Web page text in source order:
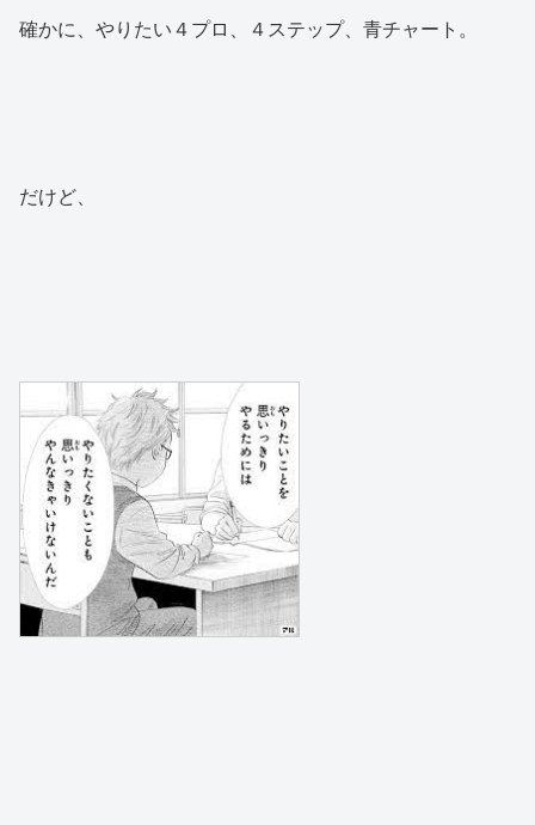
確かに、やりたい４プロ、４ステップ、青チャート。
だけど、